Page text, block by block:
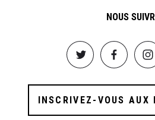
NOUS
Image Image
INSCRIVEZ-VOUS AUX